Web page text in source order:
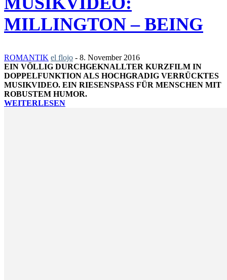
MILLINGTON – BEING
ROMANTIK el flojo - 8. November 2016
EIN VÖLLIG DURCHGEKNALLTER KURZFILM IN
DOPPELFUNKTION ALS HOCHGRADIG VERRÜCKTES
MUSIKVIDEO. EIN RIESENSPASS FÜR MENSCHEN MIT R
OBUSTEM HUMOR.
WEITERLESEN